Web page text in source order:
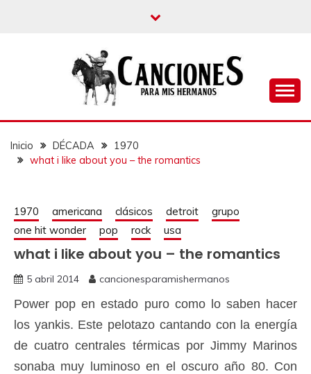
CANCIONES PARA
MIS HERMANOS
Inicio DÉCADA
1970
what i like about you – the romantics
1970 americana clásicos detroit
grupo
one hit wonder
pop rock usa
what i like about you – the romantics
5 abril 2014 cancionesparamishermanos
Power pop en estado puro como lo saben hacer
los yankis. Este pelotazo cantando con la energía
de cuatro centrales térmicas por Jimmy Marinos
sonaba muy luminoso en el oscuro año 80. Con